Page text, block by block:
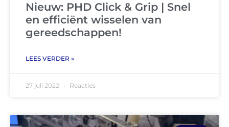
Nieuw: PHD Click & Grip | Snel
en efficiënt wisselen van
gereedschappen!
LEES VERDER »
27 juli 2022 Reacties